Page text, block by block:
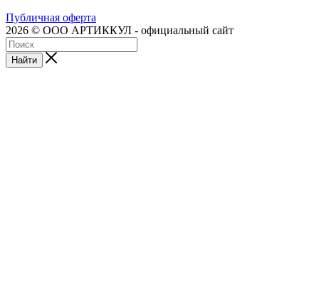
Публичная оферта
2026 © ООО АРТИККУЛ - официальный сайт
Найти